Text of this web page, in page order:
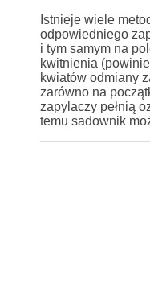
Istnieje wiele
odpowiedniego
i tym samym na
kwitnienia
kwiatów odmiany
zarówno na
zapylaczy pełnią
temu sadownik